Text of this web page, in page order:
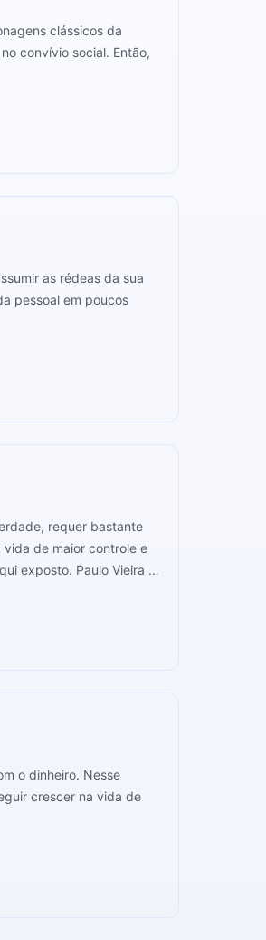
clássicos da
convívio social. Então,
as rédeas da sua
pessoal em poucos
requer bastante
de maior controle e
Vieira é
o dinheiro. Nesse
crescer na vida de